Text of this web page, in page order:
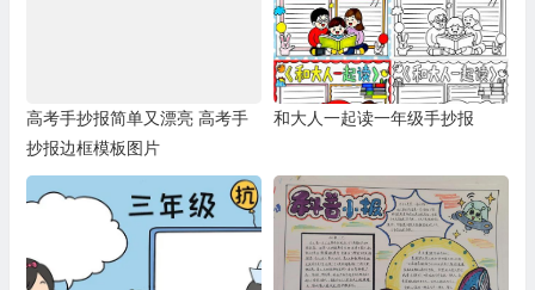
高考手抄报简单又漂亮 高考手
抄报边框模板图片
和大人一起读一年级手抄报